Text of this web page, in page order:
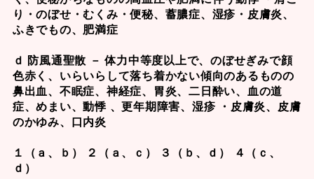
り・のぼせ・むくみ・便秘、蓄膿症、湿疹・皮膚炎、
ふきでもの、肥満症
ｄ 防風通聖散 － 体力中等度以上で、のぼせぎみで顔
色赤く、いらいらして落ち着かない傾向のあるものの
鼻出血、不眠症、神経症、胃炎、二日酔い、血の道
症、めまい、動悸 、更年期障害、湿疹 ・皮膚炎、皮膚
のかゆみ、口内炎
１（ａ、ｂ） ２（ａ、ｃ） ３（ｂ、ｄ） ４（ｃ、
ｄ）